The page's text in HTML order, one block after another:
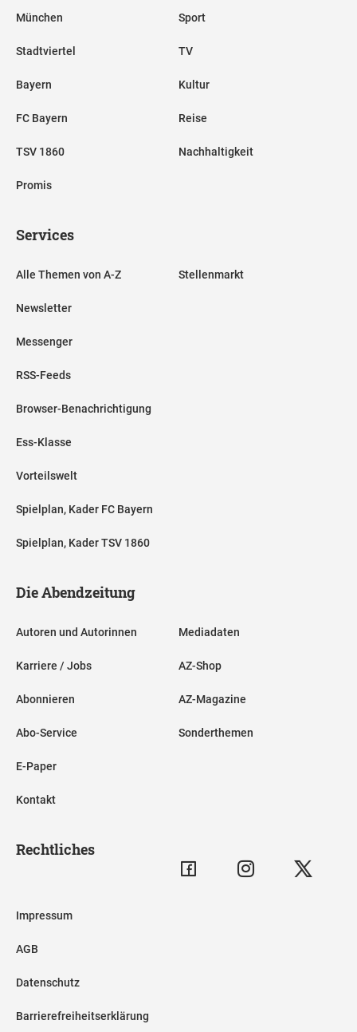
München
Stadtviertel
Bayern
FC Bayern
TSV 1860
Promis
Sport
TV
Kultur
Reise
Nachhaltigkeit
Services
Alle Themen von A-Z
Newsletter
Messenger
RSS-Feeds
Browser-Benachrichtigung
Ess-Klasse
Vorteilswelt
Spielplan, Kader FC Bayern
Spielplan, Kader TSV 1860
Stellenmarkt
Die Abendzeitung
Autoren und Autorinnen
Karriere / Jobs
Abonnieren
Abo-Service
E-Paper
Kontakt
Mediadaten
AZ-Shop
AZ-Magazine
Sonderthemen
Rechtliches
Impressum
AGB
Datenschutz
Barrierefreiheitserklärung